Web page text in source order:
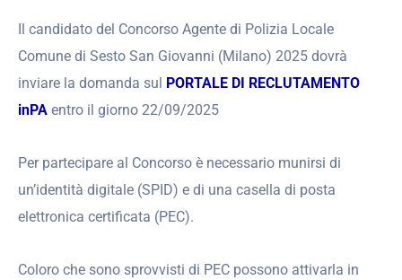
Il candidato del Concorso Agente di Polizia Locale
Comune di Sesto San Giovanni (Milano) 2025 dovrà
inviare la domanda sul PORTALE DI RECLUTAMENTO
inPA entro il giorno 22/09/2025
Per partecipare al Concorso è necessario munirsi di
un’identità digitale (SPID) e di una casella di posta
elettronica certificata (PEC).
Coloro che sono sprovvisti di PEC possono attivarla in